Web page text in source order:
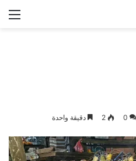
0
2 دقيقة واحدة